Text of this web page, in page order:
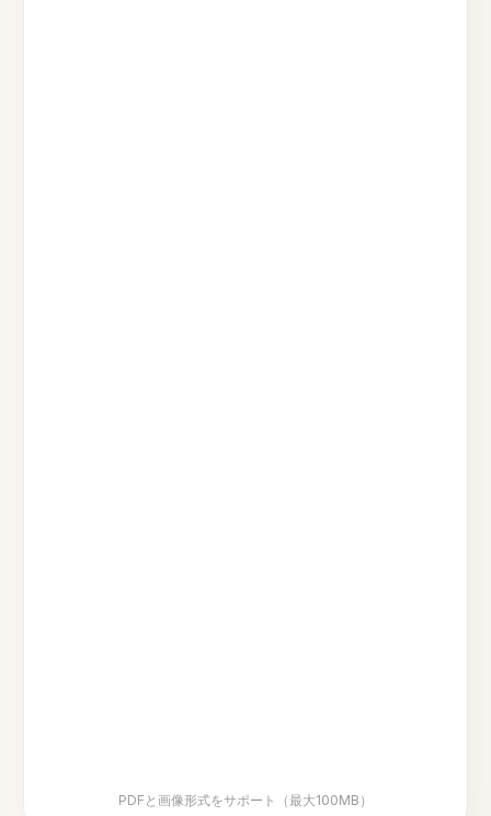
PDFと画像形式をサポート（最大100MB）